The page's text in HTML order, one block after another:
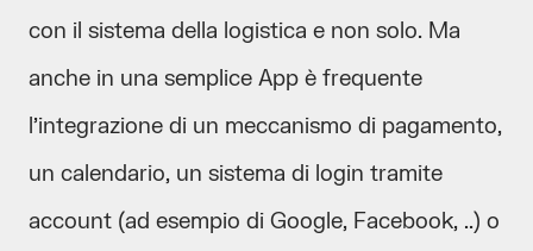
con il sistema della logistica e non solo. Ma
anche in una semplice App è frequente
l’integrazione di un meccanismo di pagamento,
un calendario, un sistema di login tramite
account (ad esempio di Google, Facebook, ..) o